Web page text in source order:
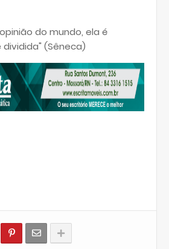
do mundo, ela é
(Sêneca)